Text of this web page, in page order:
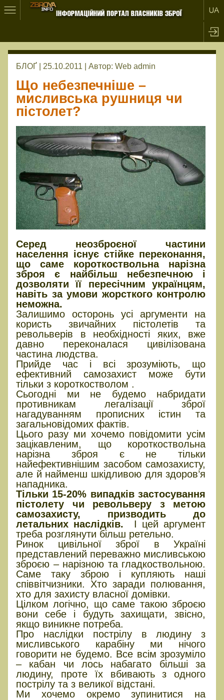
БЛОҐ | 25.10.2011 | Автор: Web admin
Що небезпечніше –
мисливська рушниця чи
пістолет?
Серед неозброєної частини
населення існує стійке переконання,
що саме короткоствольна нарізна
зброя є найбільш небезпечною і
дозволяти її пересічним українцям,
навіть за умови жорсткого контролю
неможна.
Залишимо осторонь усі аргументи на
користь звичайних пістолетів та
револьверів в необхідності яких, вже
давно переконалася цивілізована
частина людства.
Прийде час і всі зрозуміють, що
ефективний самозахист може бути
тільки з короткостволом .
Сьогодні ми не будемо набридати
противникам легалізації зброї
нагадуванням прописних істин та
загальновідомих фактів.
Цього разу ми хочемо повідомити усім
зацікавленим, що короткоствольна
нарізна зброя є не тільки
найефективнішим засобом самозахисту,
але й найменш шкідливою для здоров’я
нападника.
Тільки 15-20% випадків застосування
пістолету чи револьверу з метою
самозахисту, призводить до
летальних наслідків. І цей аргумент
треба розглянути більш ретельно.
Ринок цивільної зброї в Україні
представлений переважно мисливською
зброєю – нарізною та гладкоствольною.
Саме таку зброю і купляють наші
співвітчизники. Хто заради полювання,
хто для захисту власної домівки.
Цілком логічно, що саме такою зброєю
вони себе і будуть захищати, звісно,
якщо виникне потреба.
Про наслідки пострілу в людину з
мисливського карабіну ми нічого
говорити не будемо. Все всім зрозуміло
– кабан чи лось набагато більші за
людину, проте їх вбивають з одного
пострілу та з великої відстані.
Ми хочемо окремо зупинитися на